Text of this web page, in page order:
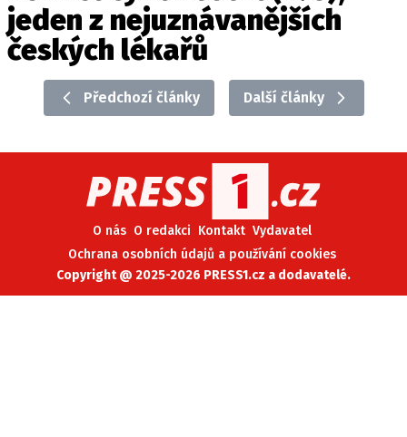
jeden z nejuznávanějších
českých lékařů
Předchozí články Další články
O nás O redakci Kontakt Vydavatel
Ochrana osobních údajů a používání cookies
Copyright @ 2025-2026 PRESS1.cz a dodavatelé.